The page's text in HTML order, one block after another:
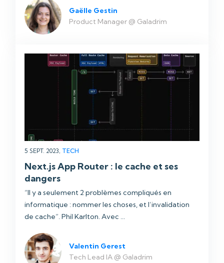
Gaëlle Gestin
Product Manager @ Galadrim
5 SEPT. 2023, TECH
Next.js App Router : le cache et ses
dangers
“Il y a seulement 2 problèmes compliqués en
informatique : nommer les choses, et l’invalidation
de cache”. Phil Karlton. Avec ...
Valentin Gerest
Tech Lead IA @ Galadrim